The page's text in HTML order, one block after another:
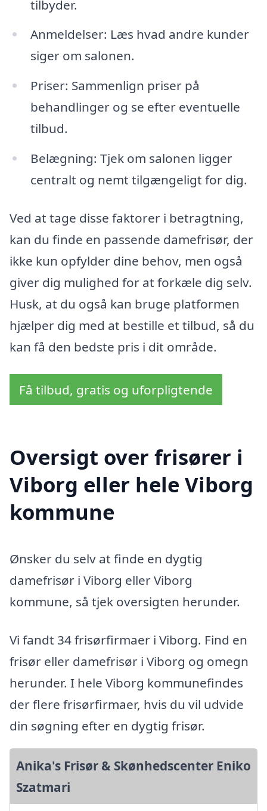
tilbyder.
Anmeldelser: Læs hvad andre kunder
siger om salonen.
Priser: Sammenlign priser på
behandlinger og se efter eventuelle
tilbud.
Belægning: Tjek om salonen ligger
centralt og nemt tilgængeligt for dig.
Ved at tage disse faktorer i betragtning,
kan du finde en passende damefrisør, der
ikke kun opfylder dine behov, men også
giver dig mulighed for at forkæle dig selv.
Husk, at du også kan bruge platformen
hjælper dig med at bestille et tilbud, så du
kan få den bedste pris i dit område.
Få tilbud, gratis og uforpligtende
Oversigt over frisører i
Viborg eller hele Viborg
kommune
Ønsker du selv at finde en dygtig
damefrisør i Viborg eller Viborg
kommune, så tjek oversigten herunder.
Vi fandt 34 frisørfirmaer i Viborg. Find en
frisør eller damefrisør i Viborg og omegn
herunder. I hele Viborg kommunefindes
der flere frisørfirmaer, hvis du vil udvide
din søgning efter en dygtig frisør.
Anika's Frisør & Skønhedscenter Eniko
Szatmari